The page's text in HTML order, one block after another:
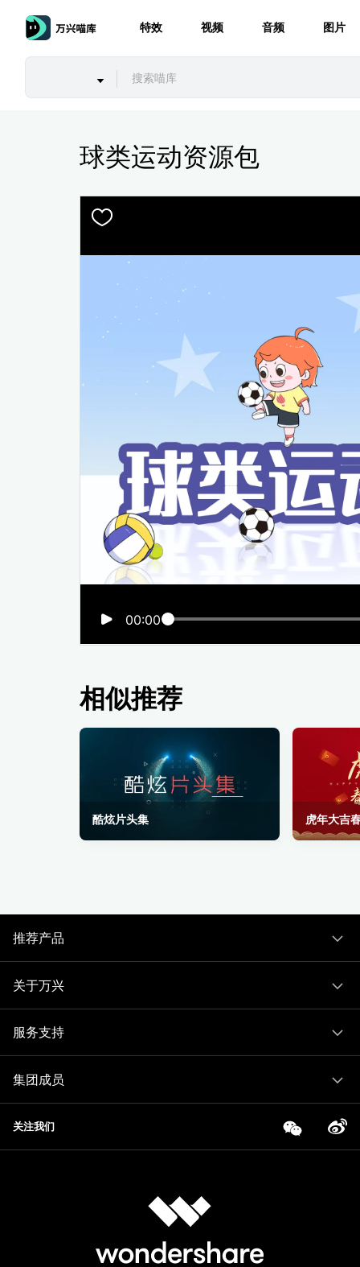
特效 视频 音频 图片
球类运动资源包
00:00
相似推荐
酷炫片头集 虎年大吉
推荐产品
关于万兴
服务支持
集团成员
关注我们